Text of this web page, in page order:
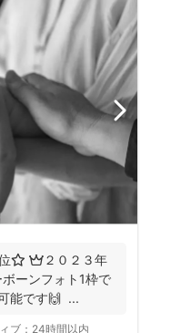
⭐️ 👑２０２３年
ーンフォト1枠で
能です🙌 ...
ブ： 24時間以内